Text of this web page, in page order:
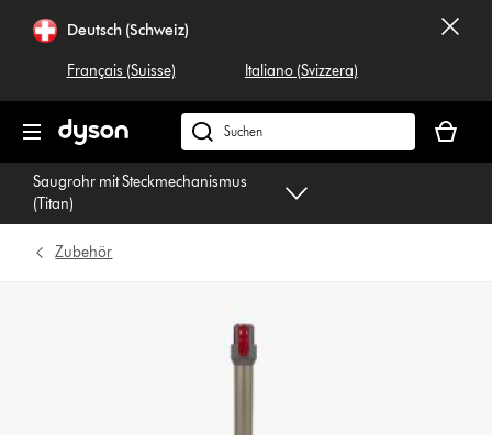
überspringenDeutsch (Schweiz)
Français (Suisse) Italiano (Svizzera)
Dyson.ch
durchsuchen
ist
Saugrohr mit Steckmechanismus
(Titan)
Zubehör